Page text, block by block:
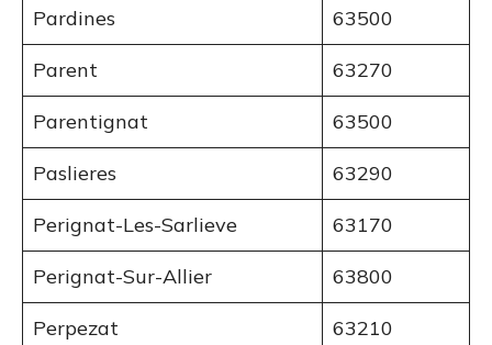
Pardines 63500
Parent 63270
Parentignat 63500
Paslieres 63290
Perignat-Les-Sarlieve 63170
Perignat-Sur-Allier 63800
Perpezat 63210